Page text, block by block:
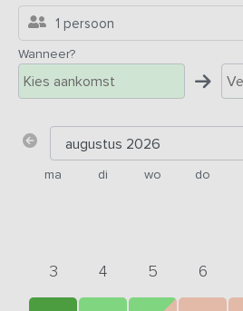
1 persoon
Wanneer?
ma di wo do
3 4 5 6